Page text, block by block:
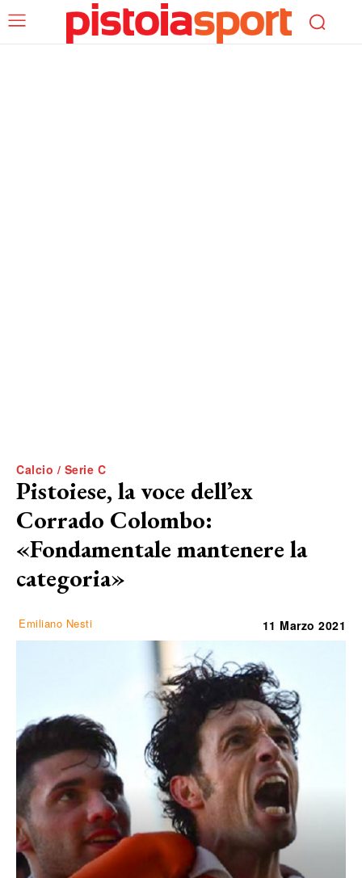
Calcio / Serie C
Pistoiese, la voce dell’ex
Corrado Colombo:
«Fondamentale mantenere la
categoria»
Emiliano Nesti 11 Marzo 2021